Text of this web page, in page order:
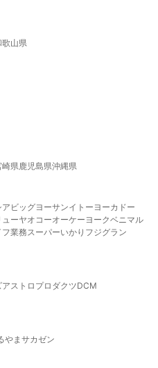
歌山県
崎県鹿児島県沖縄県
ビッグヨーサンイトーヨーカドー
ーヤオコーオーケー ヨークベニマル
フ業務スーパーいかり フジグラン
アストロプロダクツDCM
やま サカゼン